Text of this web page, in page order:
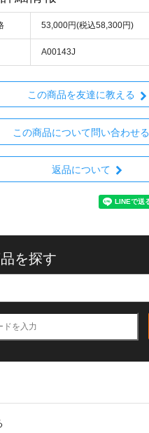
53,000円(税込58,300円)
A00143J
この商品を友達に教える
この商品について問い合わせる
返品について
を探す